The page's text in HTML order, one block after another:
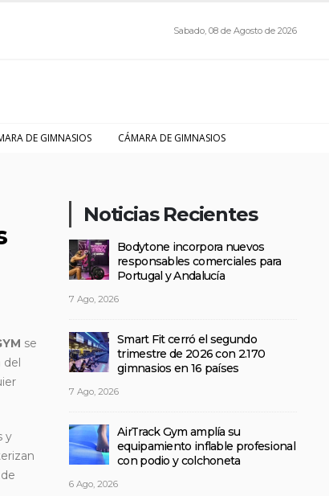
Sabado, 08 de Agosto de 2026
DE GIMNASIOS CÁMARA DE GIMNASIOS
se
del
y
Noticias Recientes
Bodytone incorpora nuevos
responsables comerciales para
Portugal y Andalucía
7 Ago, 2026
Smart Fit cerró el segundo
trimestre de 2026 con 2.170
gimnasios en 16 países
7 Ago, 2026
AirTrack Gym amplía su
equipamiento inflable profesional
con podio y colchoneta
6 Ago, 2026